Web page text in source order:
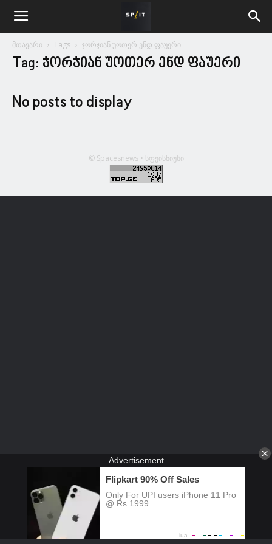
მთავარი Tags ჯორჯიან უოთერ ენდ ფაუერი
Tag: ჯორჯიან უოთერ ენდ ფაუერი
No posts to display
© Spacesnews • სფეისნიუსი